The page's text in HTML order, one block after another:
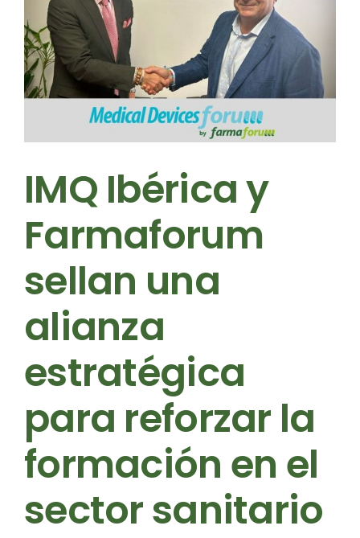
IMQ Ibérica y
Farmaforum
sellan una
alianza
estratégica
para reforzar la
formación en el
sector sanitario